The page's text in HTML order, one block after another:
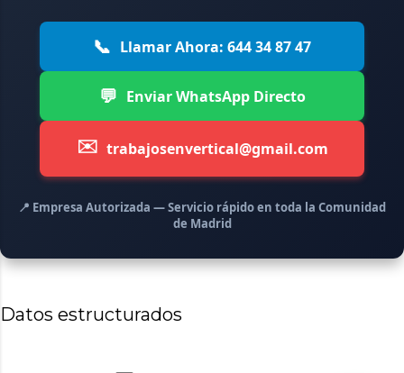
📞 Llamar Ahora: 644 34 87 47
💬 Enviar WhatsApp Directo
✉️ trabajosenvertical@gmail.com
📍 Empresa Autorizada — Servicio rápido en toda la Comunidad
de Madrid
Datos estructurados